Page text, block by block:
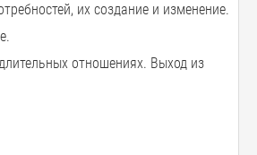
их создание и изменение.
отношениях. Выход из